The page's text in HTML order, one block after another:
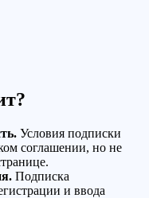
Условия подписки
соглашении, но не
Подписка
и ввода